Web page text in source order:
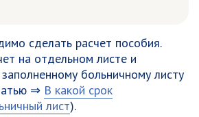
сделать расчет пособия.
на отдельном листе и
больничному листу
⇒ В какой срок
лист).